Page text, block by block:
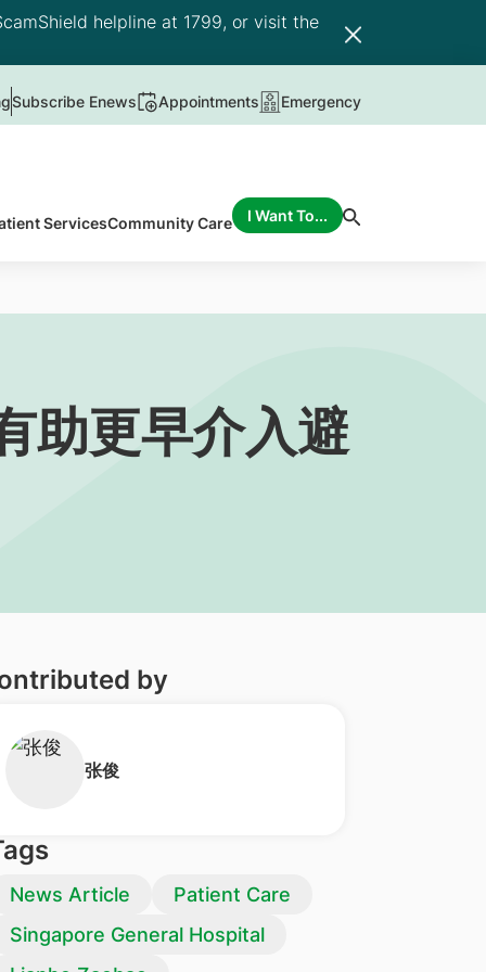
helpline at 1799, or visit the
Subscribe Enews Appointments Emergency
ServicesCommunity Care I Want To...
助更早介入避
by
张俊
News Article
Patient Care
Singapore General Hospital